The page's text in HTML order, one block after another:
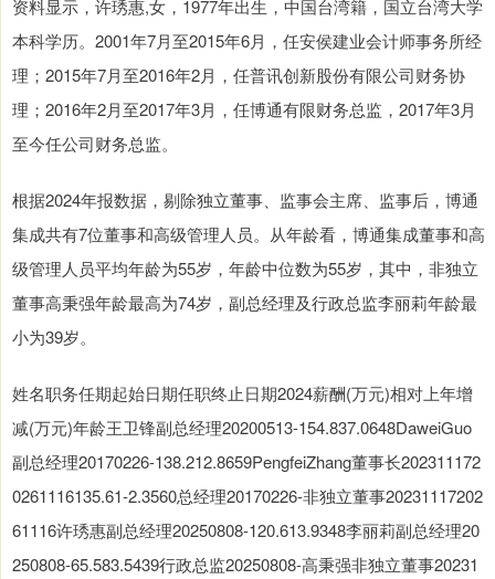
资料显示，许琇惠,女，1977年出生，中国台湾籍，国立台湾大学
本科学历。2001年7月至2015年6月，任安侯建业会计师事务所经
理；2015年7月至2016年2月，任普讯创新股份有限公司财务协
理；2016年2月至2017年3月，任博通有限财务总监，2017年3月
至今任公司财务总监。
根据2024年报数据，剔除独立董事、监事会主席、监事后，博通
集成共有7位董事和高级管理人员。从年龄看，博通集成董事和高
级管理人员平均年龄为55岁，年龄中位数为55岁，其中，非独立
董事高秉强年龄最高为74岁，副总经理及行政总监李丽莉年龄最
小为39岁。
姓名职务任期起始日期任职终止日期2024薪酬(万元)相对上年增
减(万元)年龄王卫锋副总经理20200513-154.837.0648DaweiGuo
副总经理20170226-138.212.8659PengfeiZhang董事长202311172
0261116135.61-2.3560总经理20170226-非独立董事20231117202
61116许琇惠副总经理20250808-120.613.9348李丽莉副总经理20
250808-65.583.5439行政总监20250808-高秉强非独立董事20231